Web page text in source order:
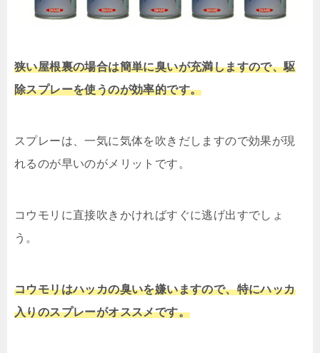
狭い屋根裏の場合は簡単に臭いが充満しますので、駆
除スプレーを使うのが効率的です。
スプレーは、一気に気体を吹きだしますので効果が現
れるのが早いのがメリットです。
コウモリに直接吹きかければすぐに逃げ出すでしょ
う。
コウモリはハッカの臭いを嫌いますので、特にハッカ
入りのスプレーがオススメです。